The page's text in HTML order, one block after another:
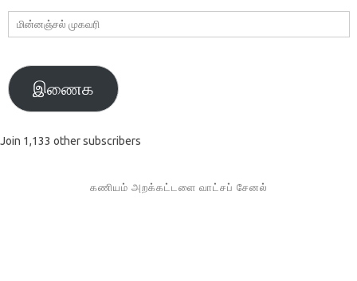
மின்னஞ்சல்
முகவரி
இணைக
Join 1,133 other subscribers
கணியம் அறக்கட்டளை வாட்சப் சேனல்